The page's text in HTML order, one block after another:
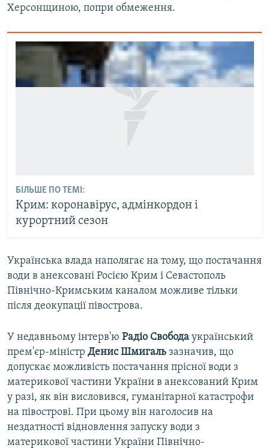
Херсонщиною, попри обмеження.
БІЛЬШЕ ПО ТЕМІ:
Крим: коронавірус, адмінкордон і
курортний сезон
Українська влада наполягає на тому, що постачання
води в анексовані Росією Крим і Севастополь
Північно-Кримським каналом можливе тільки
після деокупації півострова.
У недавньому інтерв'ю Радіо Свобода український
прем'єр-міністр Денис Шмигаль зазначив, що
допускає можливість постачання прісної води з
материкової частини України в анексований Крим
у разі, як він висловився, гуманітарної катастрофи
на півострові. При цьому він наголосив на
нездатності відновлення запуску води з
материкової частини України Північно-